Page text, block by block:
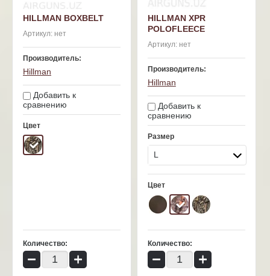
HILLMAN BOXBELT
Артикул: нет
Производитель:
Hillman
Добавить к
сравнению
Цвет
Количество:
− +
HILLMAN XPR
POLOFLEECE
Артикул:нет
Производитель:
Hillman
Добавить к
сравнению
Размер
L
Цвет
Количество:
− +